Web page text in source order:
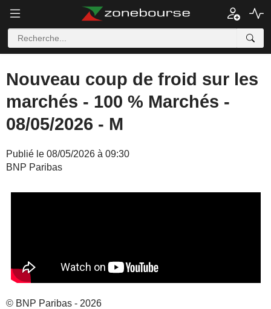
Nouveau coup de froid sur les
marchés - 100 % Marchés -
08/05/2026 - M
Publié le 08/05/2026 à 09:30
BNP Paribas
© BNP Paribas - 2026